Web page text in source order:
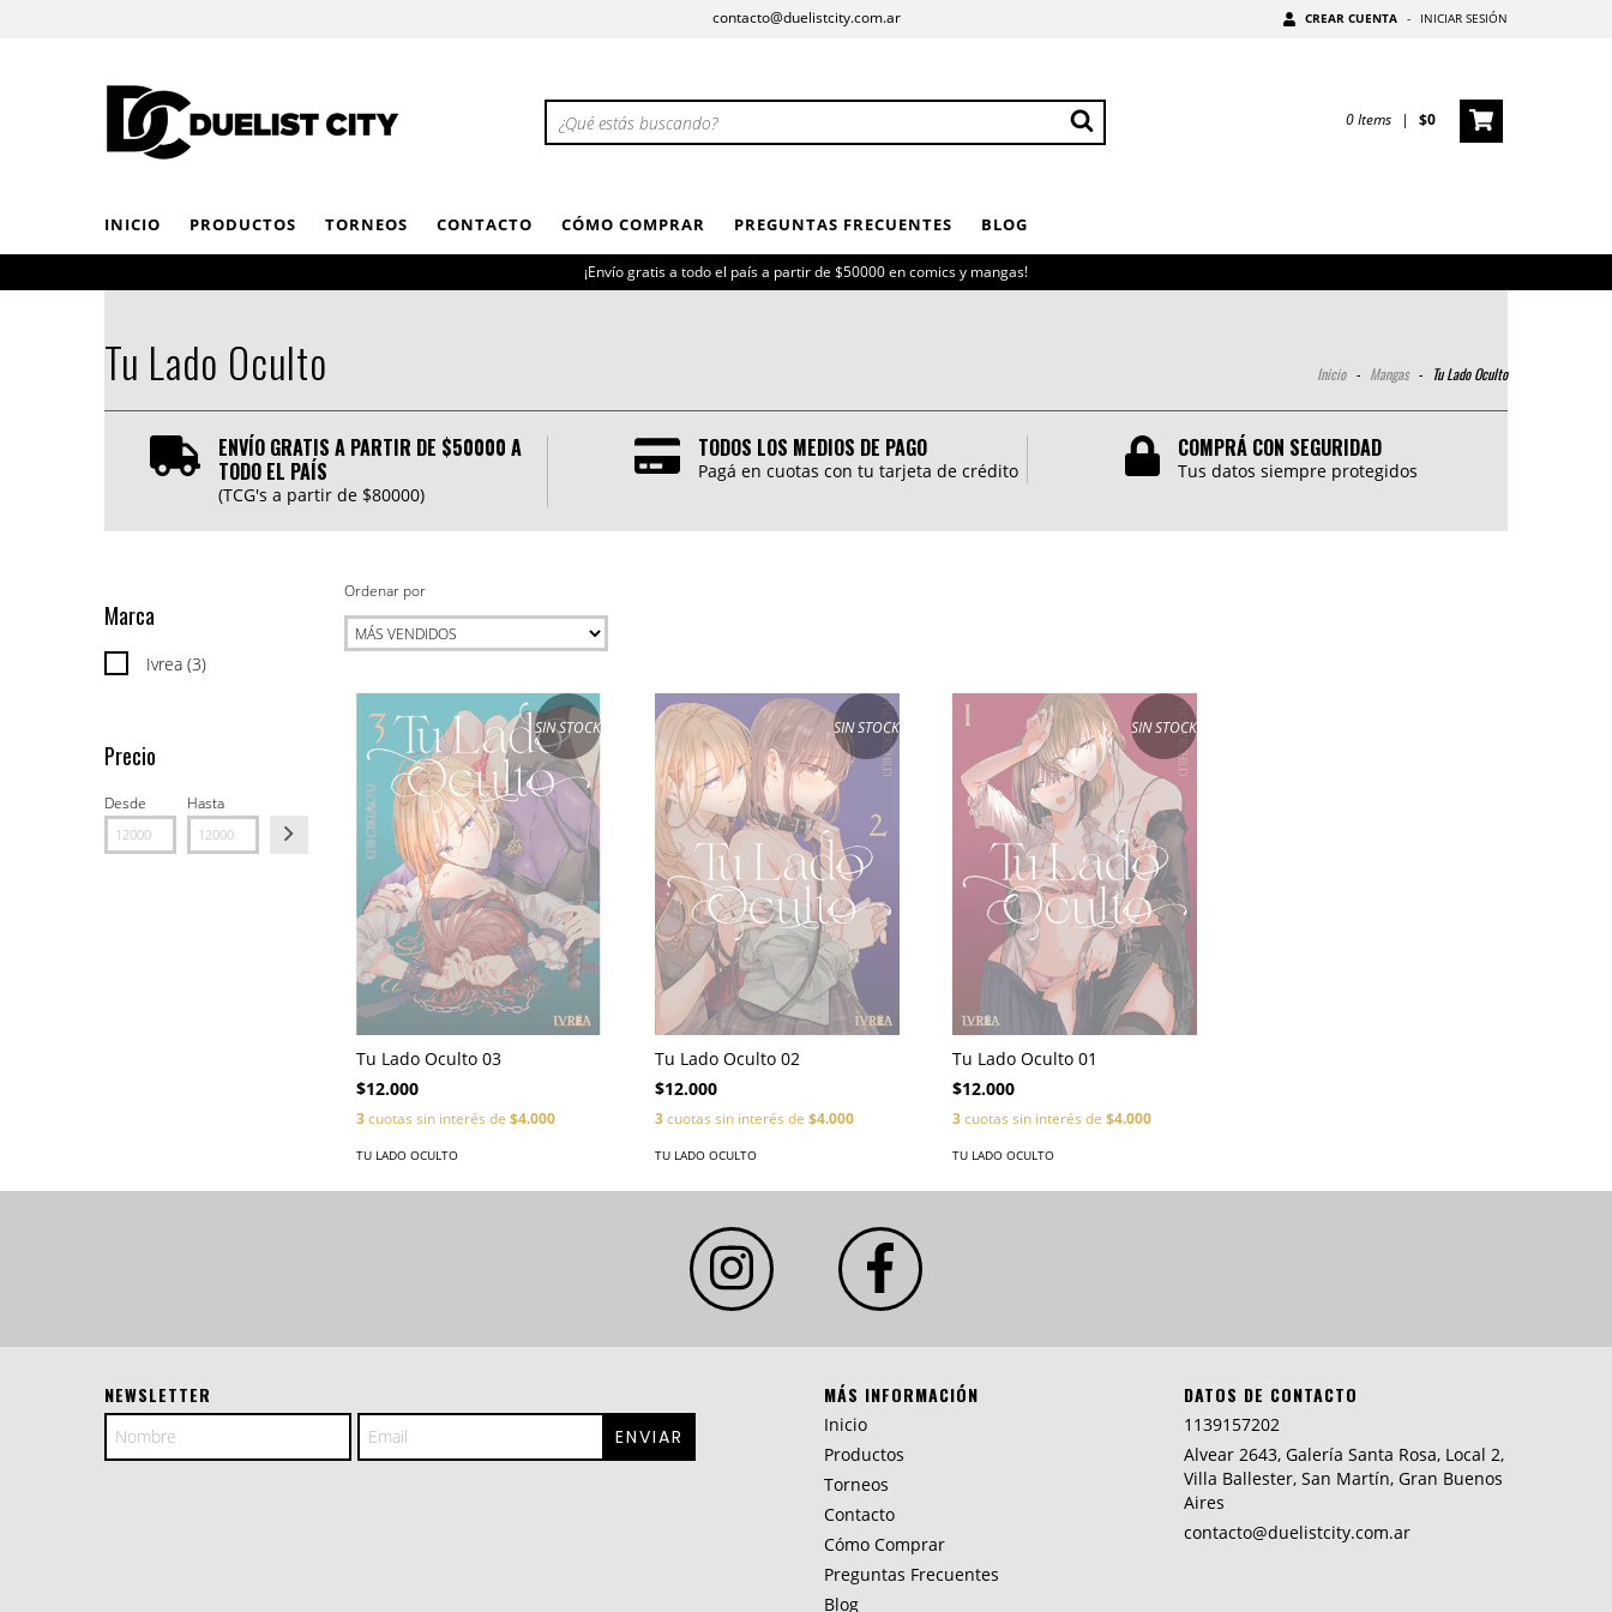
contacto@duelistcity.com.ar CREAR CUENTA - INICIAR SESIÓN
0Items | $0
INICIO PRODUCTOS TORNEOS CONTACTO CÓMO COMPRAR PREGUNTAS FRECUENTES BLOG
¡Envío gratis a todo el país a partir de $50000 en comics y mangas!
Tu Lado Oculto Inicio - Mangas - Tu Lado Oculto
ENVÍO GRATIS A PARTIR DE $50000 A
TODO EL PAÍS
(TCG's a partir de $80000)
TODOS LOS MEDIOS DE PAGO
Pagá en cuotas con tu tarjeta de crédito
COMPRÁ CON SEGURIDAD
Tus datos siempre protegidos
Marca
Ivrea (3)
Precio
Desde Hasta
Ordenar por
SIN STOCK
Tu Lado Oculto 03
$12.000
3cuotas sin interés de $4.000
TU LADO OCULTO
SIN STOCK
Tu Lado Oculto 02
$12.000
3cuotas sin interés de $4.000
TU LADO OCULTO
SIN STOCK
Tu Lado Oculto 01
$12.000
3cuotas sin interés de$4.000
TU LADO OCULTO
NEWSLETTER MÁS INFORMACIÓN
Inicio
Productos
Torneos
Contacto
Cómo Comprar
Preguntas Frecuentes
Blog
DATOS DE CONTACTO
1139157202
Alvear 2643, Galería Santa Rosa, Local 2,
Villa Ballester, San Martín, Gran Buenos
Aires
contacto@duelistcity.com.ar